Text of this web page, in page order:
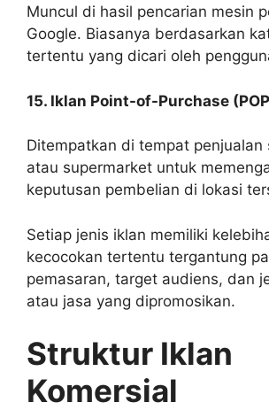
Muncul di hasil pencarian mesin
Google. Biasanya berdasarkan
tertentu yang dicari oleh
15. Iklan Point-of-Purchase
Ditempatkan di tempat penjualan
atau supermarket untuk
keputusan pembelian di lokasi
Setiap jenis iklan memiliki
kecocokan tertentu tergantung
pemasaran, target audiens, dan
atau jasa yang dipromosikan.
Struktur Iklan
Komersial